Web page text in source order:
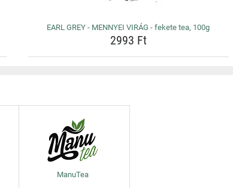
EARL GREY - MENNYEI VIRÁG - fekete tea, 100g
2993 Ft
ManuTea